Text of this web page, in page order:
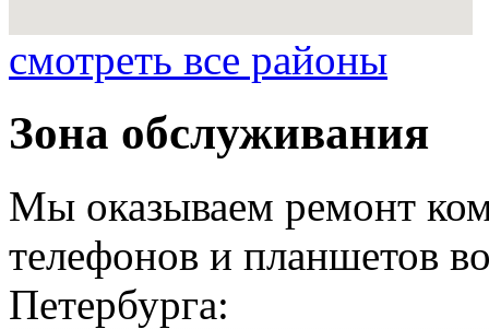
смотреть все районы
Зона обслуживания
Мы оказываем ремонт
телефонов и планшетов
Петербурга: